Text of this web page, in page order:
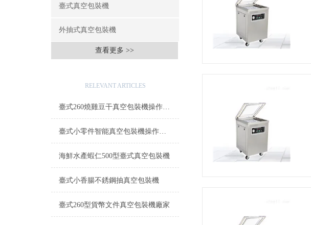
臺式真空包裝機
外抽式真空包裝機
查看更多 >>
RELEVANT ARTICLES
臺式260燒雞豆干真空包裝機操作簡單
臺式小零件智能真空包裝機操作簡單
海鮮水產蝦仁500型臺式真空包裝機
臺式小香腸不銹鋼抽真空包裝機
臺式260型貨幣文件真空包裝機廠家